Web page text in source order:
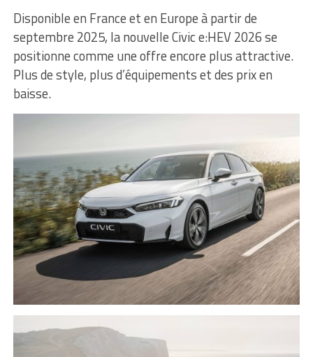
Disponible en France et en Europe à partir de
septembre 2025, la nouvelle Civic e:HEV 2026 se
positionne comme une offre encore plus attractive.
Plus de style, plus d’équipements et des prix en
baisse.